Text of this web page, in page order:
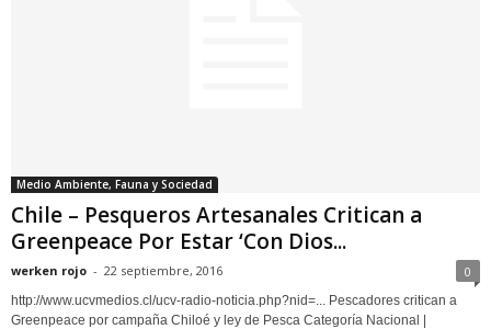
Medio Ambiente, Fauna y Sociedad
Chile – Pesqueros Artesanales Critican a
Greenpeace Por Estar ‘Con Dios...
werken rojo - 22 septiembre, 2016 0
http://www.ucvmedios.cl/ucv-radio-noticia.php?nid=... Pescadores critican a
Greenpeace por campaña Chiloé y ley de Pesca Categoría Nacional |